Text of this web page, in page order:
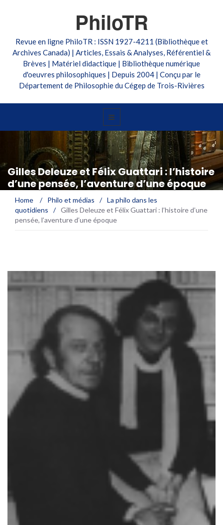
PhiloTR
Revue en ligne PhiloTR : ISSN 1927-4211 (Bibliothèque et
Archives Canada) | Articles, Essais & Analyses, Référentiel &
Brèves | Matériel didactique | Bibliothèque numérique
d'oeuvres philosophiques | Depuis 2004 | Conçu par le
Département de Philosophie du Cégep de Trois-Rivières
Gilles Deleuze et Félix Guattari : l’histoire
d’une pensée, l’aventure d’une époque
Home / Philo et médias / La philo dans les
quotidiens
/ Gilles Deleuze et Félix Guattari : l’histoire d’une
pensée, l’aventure d’une époque